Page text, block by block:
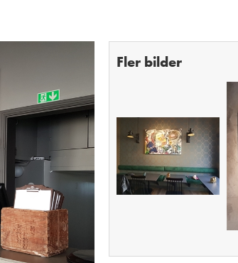
Fler bilder